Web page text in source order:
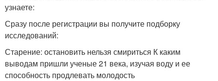
узнаете:
Сразу после регистрации вы получите подборку
исследований:
Старение: остановить нельзя смириться К каким
выводам пришли ученые 21 века, изучая воду и ее
способность продлевать молодость